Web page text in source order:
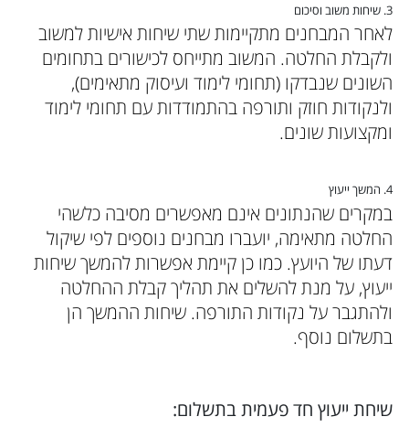
3. שיחות משוב וסיכום
לאחר המבחנים מתקיימות שתי שיחות אישיות למשוב
ולקבלת החלטה. המשוב מתייחס לכישורים בתחומים
השונים שנבדקו (תחומי לימוד ועיסוק מתאימים),
ולנקודות חוזק ותורפה בהתמודדות עם תחומי לימוד
ומקצועות שונים.
4. המשך ייעוץ
במקרים שהנתונים אינם מאפשרים מסיבה כלשהי
החלטה מתאימה, יועברו מבחנים נוספים לפי שיקול
דעתו של היועץ. כמו כן קיימת אפשרות להמשך שיחות
ייעוץ, על מנת להשלים את תהליך קבלת ההחלטה
ולהתגבר על נקודות התורפה. שיחות ההמשך הן
בתשלום נוסף.
שיחת ייעוץ חד פעמית בתשלום: